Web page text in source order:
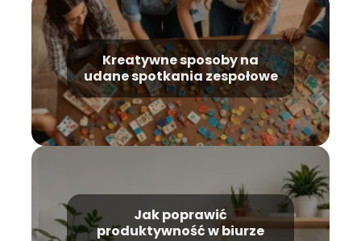
Kreatywne sposoby na
udane spotkania zespołowe
Jak poprawić
produktywność w biurze